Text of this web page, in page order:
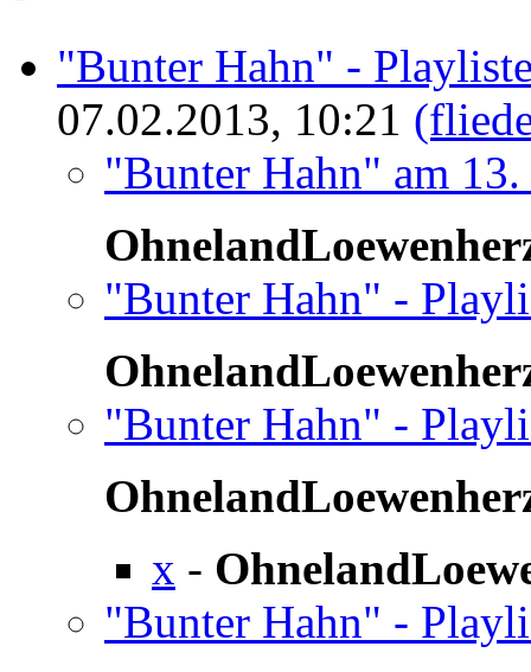
"Bunter Hahn" -
07.02.2013, 10:21
"Bunter Hahn" am
"Bunter Hahn" -
"Bunter Hahn" -
x -
"Bunter Hahn" -